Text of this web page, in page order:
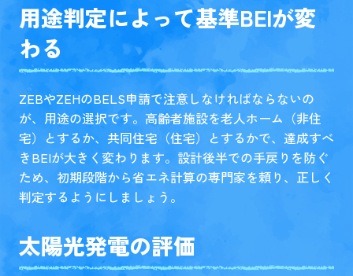
用途判定によって基準BEIが変
わる
ZEBやZEHのBELS申請で注意しなければならないの
が、用途の選択です。高齢者施設を老人ホーム（非住
宅）とするか、共同住宅（住宅）とするかで、達成すべ
きBEIが大きく変わります。設計後半での手戻りを防ぐ
ため、初期段階から省エネ計算の専門家を頼り、正しく
判定するようにしましょう。
太陽光発電の評価